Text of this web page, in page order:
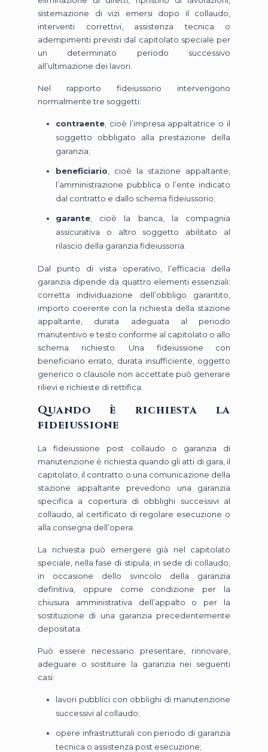
sistemazione di vizi emersi dopo il collaudo,
interventi correttivi, assistenza tecnica o
adempimenti previsti dal capitolato speciale per
un determinato periodo successivo
all’ultimazione dei lavori.
Nel rapporto fideiussorio intervengono
normalmente tre soggetti:
contraente , cioè l’impresa appaltatrice o il
soggetto obbligato alla prestazione della
garanzia;
beneficiario , cioè la stazione appaltante,
l’amministrazione pubblica o l’ente indicato
dal contratto e dallo schema fideiussorio;
garante , cioè la banca, la compagnia
assicurativa o altro soggetto abilitato al
rilascio della garanzia fideiussoria.
Dal punto di vista operativo, l’efficacia della
garanzia dipende da quattro elementi essenziali:
corretta individuazione dell’obbligo garantito,
importo coerente con la richiesta della stazione
appaltante, durata adeguata al periodo
manutentivo e testo conforme al capitolato o allo
schema richiesto. Una fideiussione con
beneficiario errato, durata insufficiente, oggetto
generico o clausole non accettate può generare
rilievi e richieste di rettifica.
Quando è richiesta la
fideiussione
La fideiussione post collaudo o garanzia di
manutenzione è richiesta quando gli atti di gara, il
capitolato, il contratto o una comunicazione della
stazione appaltante prevedono una garanzia
specifica a copertura di obblighi successivi al
collaudo, al certificato di regolare esecuzione o
alla consegna dell’opera.
La richiesta può emergere già nel capitolato
speciale, nella fase di stipula, in sede di collaudo,
in occasione dello svincolo della garanzia
definitiva, oppure come condizione per la
chiusura amministrativa dell’appalto o per la
sostituzione di una garanzia precedentemente
depositata.
Può essere necessario presentare, rinnovare,
adeguare o sostituire la garanzia nei seguenti
casi:
lavori pubblici con obblighi di manutenzione
successivi al collaudo;
opere infrastrutturali con periodo di garanzia
tecnica o assistenza post esecuzione;